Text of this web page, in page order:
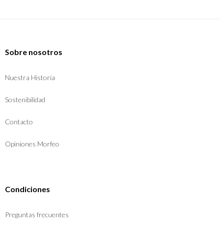
Sobre nosotros
Nuestra Historia
Sostenibilidad
Contacto
Opiniones Morfeo
Condiciones
Preguntas frecuentes